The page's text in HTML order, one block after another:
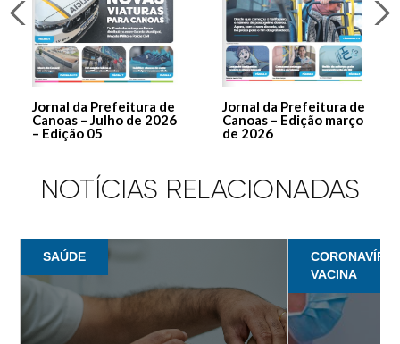
Jornal da Prefeitura de
Canoas – Julho de 2026
– Edição 05
Jornal da Prefeitura de
Canoas – Edição março
de 2026
NOTÍCIAS RELACIONADAS
SAÚDE
VACINA